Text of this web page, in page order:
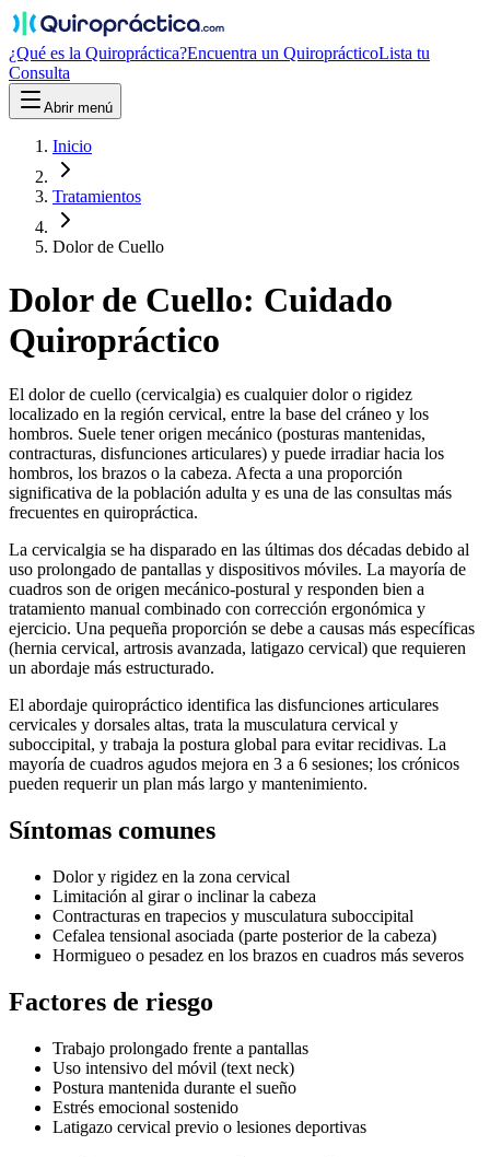
¿Qué es la Quiropráctica?Encuentra un QuiroprácticoLista tu
Consulta
Abrir menú
Inicio
Tratamientos
Dolor de Cuello
Dolor de Cuello: Cuidado
Quiropráctico
El dolor de cuello (cervicalgia) es cualquier dolor o rigidez
localizado en la región cervical, entre la base del cráneo y los
hombros. Suele tener origen mecánico (posturas mantenidas,
contracturas, disfunciones articulares) y puede irradiar hacia los
hombros, los brazos o la cabeza. Afecta a una proporción
significativa de la población adulta y es una de las consultas más
frecuentes en quiropráctica.
La cervicalgia se ha disparado en las últimas dos décadas debido al
uso prolongado de pantallas y dispositivos móviles. La mayoría de
cuadros son de origen mecánico-postural y responden bien a
tratamiento manual combinado con corrección ergonómica y
ejercicio. Una pequeña proporción se debe a causas más específicas
(hernia cervical, artrosis avanzada, latigazo cervical) que requieren
un abordaje más estructurado.
El abordaje quiropráctico identifica las disfunciones articulares
cervicales y dorsales altas, trata la musculatura cervical y
suboccipital, y trabaja la postura global para evitar recidivas. La
mayoría de cuadros agudos mejora en 3 a 6 sesiones; los crónicos
pueden requerir un plan más largo y mantenimiento.
Síntomas comunes
Dolor y rigidez en la zona cervical
Limitación al girar o inclinar la cabeza
Contracturas en trapecios y musculatura suboccipital
Cefalea tensional asociada (parte posterior de la cabeza)
Hormigueo o pesadez en los brazos en cuadros más severos
Factores de riesgo
Trabajo prolongado frente a pantallas
Uso intensivo del móvil (text neck)
Postura mantenida durante el sueño
Estrés emocional sostenido
Latigazo cervical previo o lesiones deportivas